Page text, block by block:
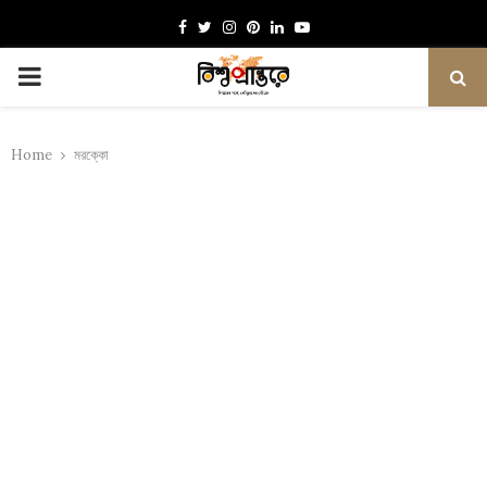
Facebook
TwitterInstagram
Pinterest
LinkedinYoutube
PRIMARY
Home মরক্কো